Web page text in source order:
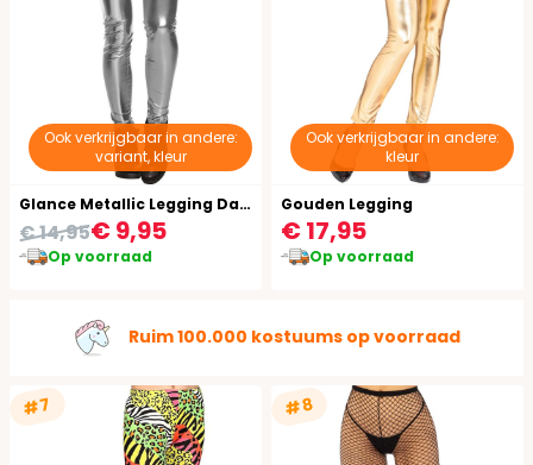
Ook verkrijgbaar in andere:
variant, kleur
Glance Metallic Legging Dames Zilver
€ 9,95
€ 14,95
Op voorraad
Ook verkrijgbaar in andere:
kleur
Gouden Legging
€ 17,95
Op voorraad
Ruim 100.000 kostuums op voorraad
#7 #8